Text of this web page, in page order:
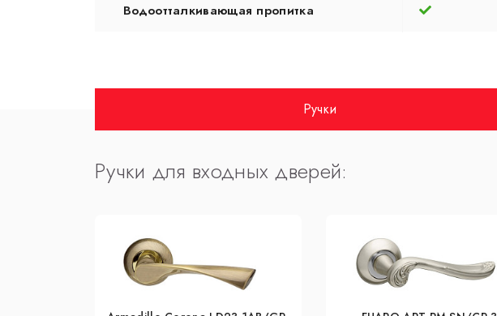
Водоотталкивающая пропитка
Ручки
Ручки для входных дверей: